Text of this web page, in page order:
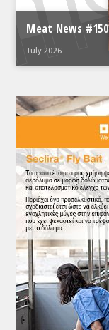
Meat News #150
July 2026